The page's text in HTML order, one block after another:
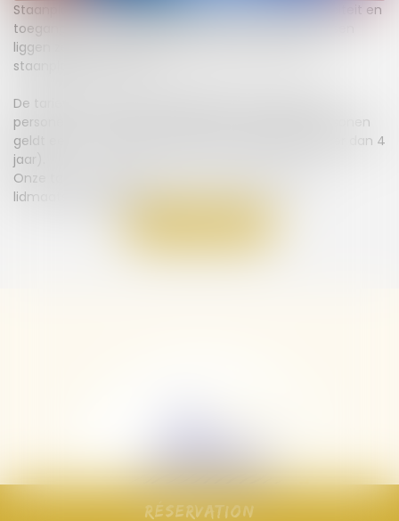
Staanplaatsen van 6 tot 6,5 meter lang met elektriciteit en
toegang tot de sanitairgebouwen. Deze staanplaatsen
liggen zeer dicht bij het strand, direct achter de
staanplaatsen aan zee.
De tarieven voor onze staanplaatsen zijn inclusief 2
personen en 1 voertuig. Vanaf 3 tot maximaal 6 personen
geldt een toeslag (geen toeslag voor kinderen jonger dan 4
jaar).
Onze tarieven zijn exclusief toeristenbelasting en
lidmaatschapskosten.
Réservation